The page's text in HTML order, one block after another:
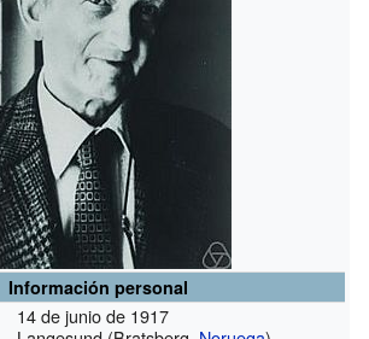
Información personal
14 de junio de 1917